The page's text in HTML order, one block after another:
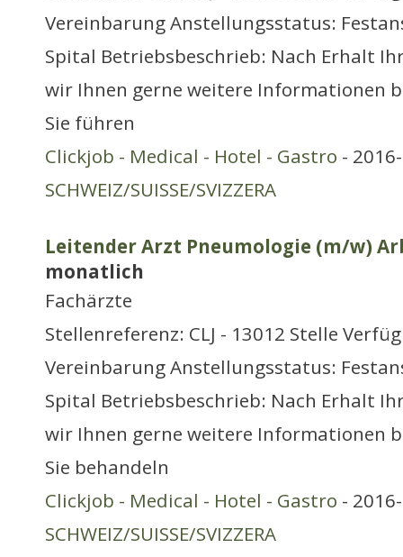
Vereinbarung Anstellungsstatus:
Spital Betriebsbeschrieb: Nach Erhalt
wir Ihnen gerne weitere Informationen
Sie führen
Clickjob - Medical - Hotel - Gastro -
SCHWEIZ/SUISSE/SVIZZERA
Leitender Arzt Pneumologie (m/w)
monatlich
Fachärzte
Stellenreferenz: CLJ - 13012 Stelle
Vereinbarung Anstellungsstatus:
Spital Betriebsbeschrieb: Nach Erhalt
wir Ihnen gerne weitere Informationen
Sie behandeln
Clickjob - Medical - Hotel - Gastro -
SCHWEIZ/SUISSE/SVIZZERA